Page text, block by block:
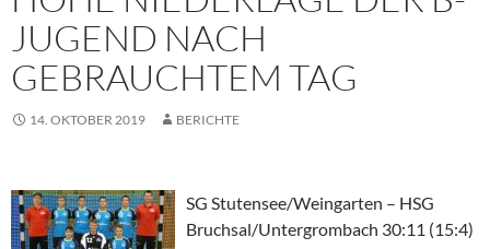
JUGEND NACH
GEBRAUCHTEM TAG
14. OKTOBER 2019 BERICHTE
SG Stutensee/Weingarten – HSG
Bruchsal/Untergrombach 30:11 (15:4)